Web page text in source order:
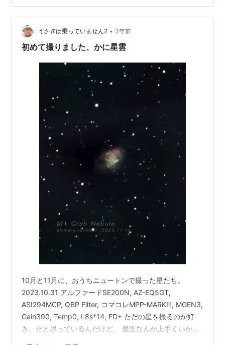
ていなかったら、使い方を忘れてしまった、、、、。 て
なわけで、いまいち中途半端な写真です。まあ、それな
りに内部構造はわかるので、まあいいんです
が、、、、。私生活の気持ちの迷いがそのまま画像処理
うさぎは乗っていません2 • 3年前
初めて撮りました、かに星雲
10月と11月に、おうちニュートンで撮った星たち。
2023.10.31 アルファードSE200N, AZ-EQ5GT,
ASI294MCP, QBP Filter, コマコレMPP-MARKⅢ, MGEN3,
Gain390, Temp0, L8s*14, FD+ ただの星を撮るのが好
き、だと思っているんだけど、 最近なんか上手くいかな